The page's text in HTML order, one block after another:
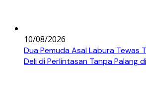
10/08/2026
Dua Pemuda Asal Labura Tewas
Deli di Perlintasan Tanpa Palang